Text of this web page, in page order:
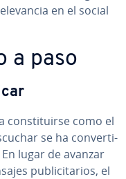
en el social
a paso
co­n­s­ti­tui­r­se como el
se ha co­n­ve­r­ti­
lugar de avanzar
pu­bli­ci­ta­rios, el